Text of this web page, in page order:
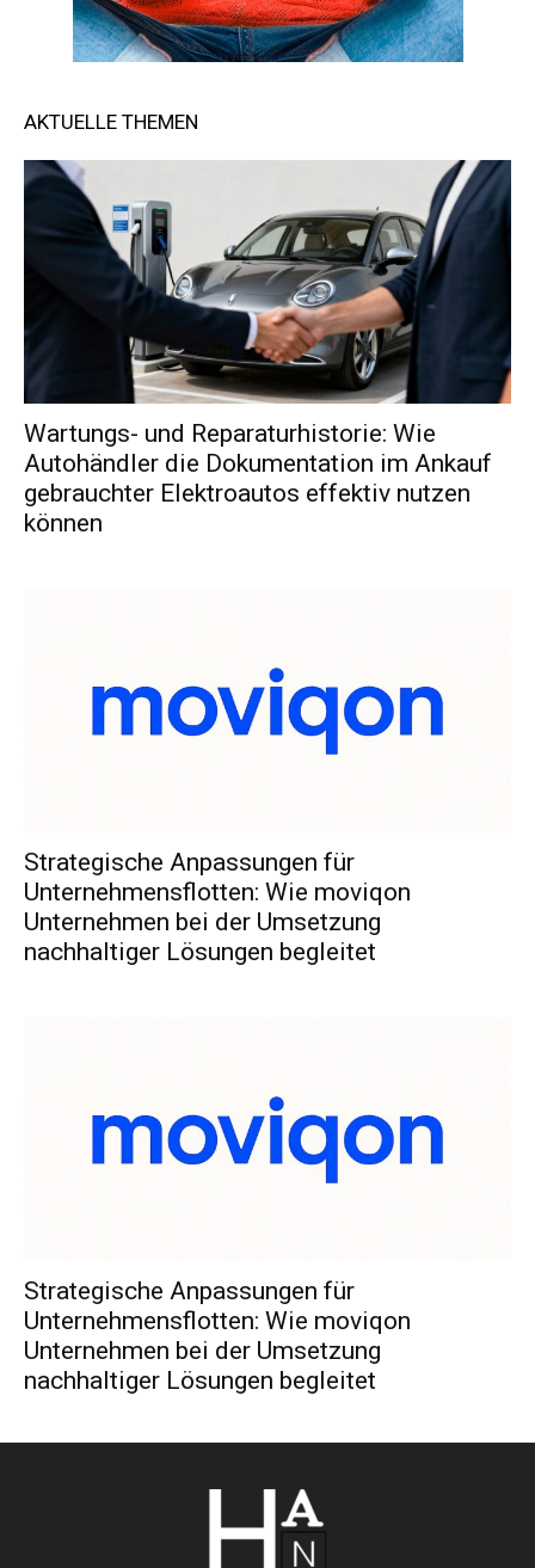
AKTUELLE THEMEN
Wartungs- und Reparaturhistorie: Wie
Autohändler die Dokumentation im Ankauf
gebrauchter Elektroautos effektiv nutzen
können
Strategische Anpassungen für
Unternehmensflotten: Wie moviqon
Unternehmen bei der Umsetzung
nachhaltiger Lösungen begleitet
Strategische Anpassungen für
Unternehmensflotten: Wie moviqon
Unternehmen bei der Umsetzung
nachhaltiger Lösungen begleitet